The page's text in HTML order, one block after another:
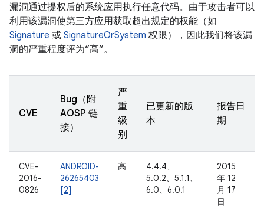
漏洞通过提权后的系统应用执行任意代码。由于攻击者可以
利用该漏洞使第三方应用获取超出规定的权能（如
Signature 或 SignatureOrSystem 权限），因此我们将该漏
洞的严重程度评为“高”。
CVE
Bug（附
AOSP 链
接）
严
重
级
别
已更新的版
本
报告日
期
CVE-
2016-
0826
ANDROID-
26265403
[2]
高
4.4.4、
5.0.2、5.1.1、
6.0、6.0.1
2015
年 12
月 17
日